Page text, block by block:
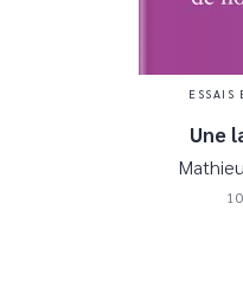
ESSAIS
Une